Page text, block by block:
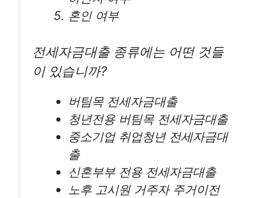
혼인 여부
전세자금대출 종류에는 어떤 것들
이 있습니까?
버팀목 전세자금대출
청년전용 버팀목 전세자금대출
중소기업 취업청년 전세자금대
출
신혼부부 전용 전세자금대출
노후 고시원 거주자 주거이전